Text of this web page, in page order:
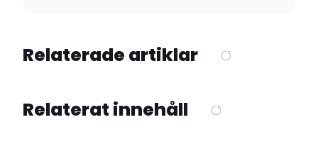
Relaterade artiklar
Relaterat innehåll